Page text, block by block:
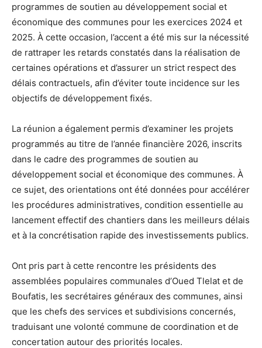
programmes de soutien au développement social et
économique des communes pour les exercices 2024 et
2025. À cette occasion, l’accent a été mis sur la nécessité
de rattraper les retards constatés dans la réalisation de
certaines opérations et d’assurer un strict respect des
délais contractuels, afin d’éviter toute incidence sur les
objectifs de développement fixés.
La réunion a également permis d’examiner les projets
programmés au titre de l’année financière 2026, inscrits
dans le cadre des programmes de soutien au
développement social et économique des communes. À
ce sujet, des orientations ont été données pour accélérer
les procédures administratives, condition essentielle au
lancement effectif des chantiers dans les meilleurs délais
et à la concrétisation rapide des investissements publics.
Ont pris part à cette rencontre les présidents des
assemblées populaires communales d’Oued Tlelat et de
Boufatis, les secrétaires généraux des communes, ainsi
que les chefs des services et subdivisions concernés,
traduisant une volonté commune de coordination et de
concertation autour des priorités locales.